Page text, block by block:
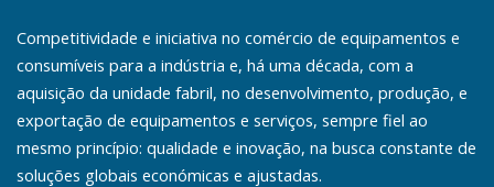
Competitividade e iniciativa no comércio de equipamentos e
consumíveis para a indústria e, há uma década, com a
aquisição da unidade fabril, no desenvolvimento, produção, e
exportação de equipamentos e serviços, sempre fiel ao
mesmo princípio: qualidade e inovação, na busca constante de
soluções globais económicas e ajustadas.